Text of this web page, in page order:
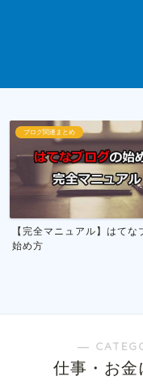
ブログ運営
私がやってる雑記ブログで
月1万円を稼ぐ具体的な方...
―
仕事・お金